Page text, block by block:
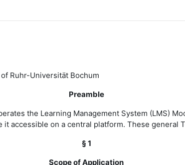
Ruhr-Universität Bochum
Preamble
the Learning Management System (LMS)
accessible on a central platform. These general
§ 1
Scope of Application